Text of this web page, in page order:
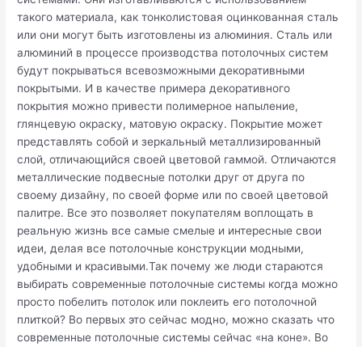
такого материала, как тонколистовая оцинкованная сталь
или они могут быть изготовлены из алюминия. Сталь или
алюминий в процессе производства потолочных систем
будут покрываться всевозможными декоративными
покрытыми. И в качестве примера декоративного
покрытия можно привести полимерное напыление,
глянцевую окраску, матовую окраску. Покрытие может
представлять собой и зеркальный металлизированный
слой, отличающийся своей цветовой гаммой. Отличаются
металлические подвесные потолки друг от друга по
своему дизайну, по своей форме или по своей цветовой
палитре. Все это позволяет покупателям воплощать в
реальную жизнь все самые смелые и интересные свои
идеи, делая все потолочные конструкции модными,
удобными и красивыми.Так почему же люди стараются
выбирать современные потолочные системы когда можно
просто побелить потолок или поклеить его потолочной
плиткой? Во первых это сейчас модно, можно сказать что
современные потолочные системы сейчас «на коне». Во